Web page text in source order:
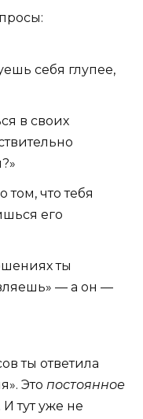
себя глупее,
в своих
том, что тебя
его
ты
— а он —
ты ответила
Это постоянное
. И тут уже не